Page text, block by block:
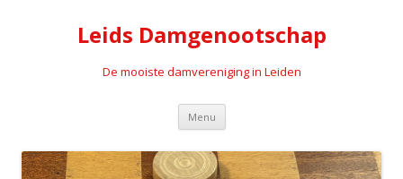
Leids Damgenootschap
De mooiste damvereniging in Leiden
Menu Spring naar de inhoud